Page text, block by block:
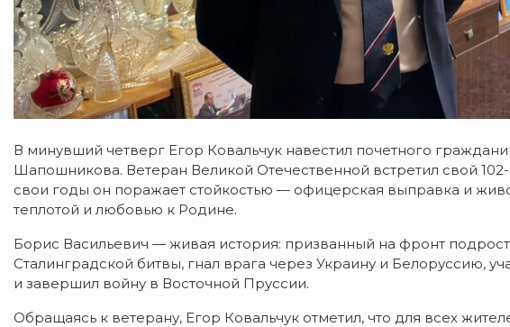
В минувший четверг Егор Ковальчук навестил почетного
Шапошникова. Ветеран Великой Отечественной встретил свой
свои годы он поражает стойкостью — офицерская выправка и
теплотой и любовью к Родине.
Борис Васильевич — живая история: призванный на фронт
Сталинградской битвы, гнал врага через Украину и Белоруссию,
и завершил войну в Восточной Пруссии.
Обращаясь к ветерану, Егор Ковальчук отметил, что для всех